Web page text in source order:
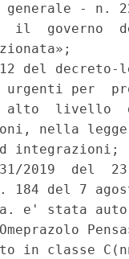
- n.
il  governo
del decreto-
urgenti per
alto  livello
nella legge
integrazioni;
2019  del
184 del 7
e' stata
in classe